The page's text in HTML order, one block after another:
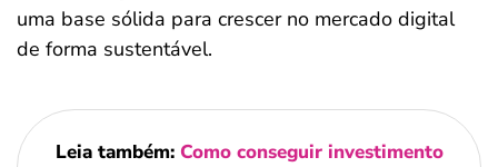
uma base sólida para crescer no mercado digital
de forma sustentável.
Leia também: Como conseguir investimento